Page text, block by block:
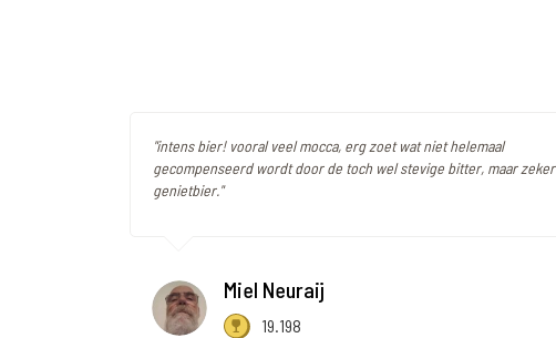
"intens bier! vooral veel mocca, erg zoet wat niet helemaal
gecompenseerd wordt door de toch wel stevige bitter, maar zeker
genietbier."
Miel Neuraij
19.198